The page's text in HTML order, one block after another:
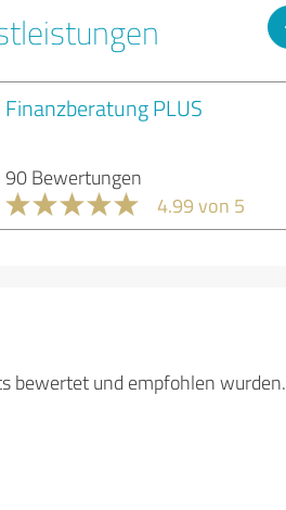
Finanzberatung PLUS
90 Bewertungen
4.99 von 5
bewertet und empfohlen wurden.